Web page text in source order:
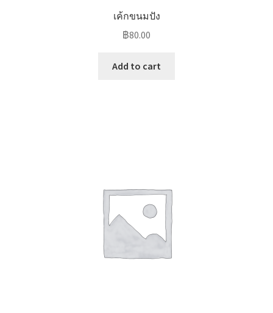
เค้กขนมปัง
฿80.00
Add to cart